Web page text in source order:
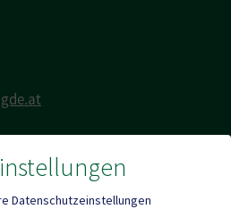
Datenschutzeinstellungen